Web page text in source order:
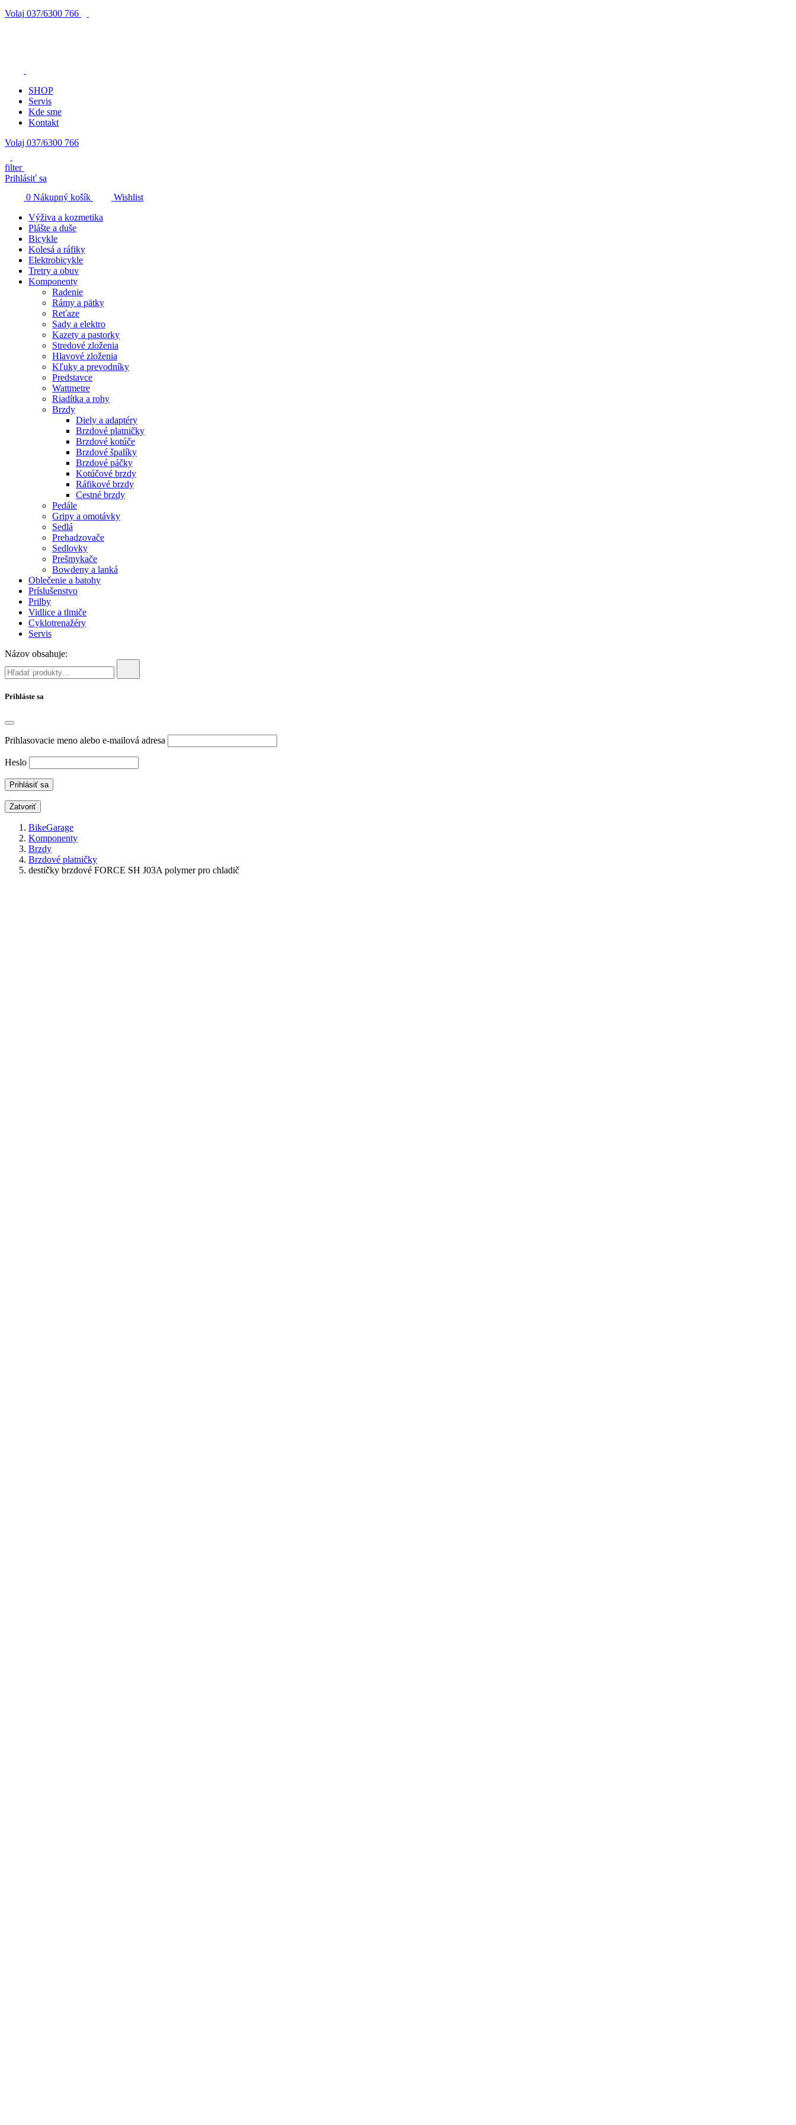
Volaj 037/6300 766
SHOP
Servis
Kde sme
Kontakt
Volaj 037/6300 766
filter
Prihlásiť sa
0 Nákupný košík
Wishlist
Výživa a kozmetika
Plášte a duše
Bicykle
Kolesá a ráfiky
Elektrobicykle
Tretry a obuv
Komponenty
Radenie
Rámy a pätky
Reťaze
Sady a elektro
Kazety a pastorky
Stredové zloženia
Hlavové zloženia
Kľuky a prevodníky
Predstavce
Wattmetre
Riadítka a rohy
Brzdy
Diely a adaptéry
Brzdové platničky
Brzdové kotúče
Brzdové špalíky
Brzdové páčky
Kotúčové brzdy
Ráfikové brzdy
Cestné brzdy
Pedále
Gripy a omotávky
Sedlá
Prehadzovače
Sedlovky
Prešmykače
Bowdeny a lanká
Oblečenie a batohy
Príslušenstvo
Prilby
Vidlice a tlmiče
Cyklotrenažéry
Servis
Názov obsahuje:
Prihláste sa
Prihlasovacie meno alebo e-mailová adresa
Heslo
Zatvoriť
BikeGarage
Komponenty
Brzdy
Brzdové platničky
destičky brzdové FORCE SH J03A polymer pro chladič